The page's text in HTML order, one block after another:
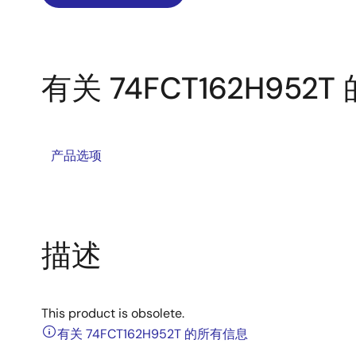
有关 74FCT162H952T
产品选项
描述
This product is obsolete.
有关 74FCT162H952T 的所有信息